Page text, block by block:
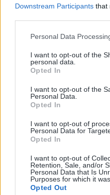
Downstream Participants that
Personal Data
I want to opt-out of the
personal data.
Opted In
I want to opt-out of the
Personal Data.
Opted In
I want to opt-out of
Personal Data for
Opted In
I want to opt-out of
Retention, Sale, and/or
Personal Data that Is
Purposes for which it
Opted Out
masse. Les
l’intégrer via uneAPI
gratuitement sur
RCS. N’hésitez pas à
pour disposer d’un
L’activation RCS prend